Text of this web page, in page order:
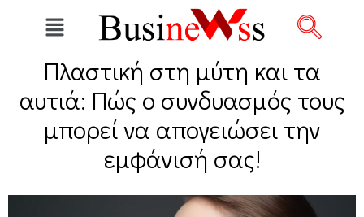
Πλαστική στη μύτη και τα
αυτιά: Πώς ο συνδυασμός τους
μπορεί να απογειώσει την
εμφάνισή σας!